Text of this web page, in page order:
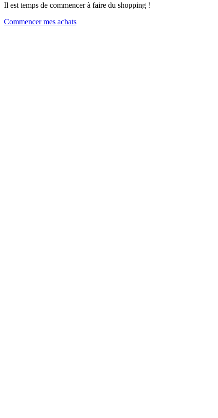
Il est temps de commencer à faire du shopping !
Commencer mes achats